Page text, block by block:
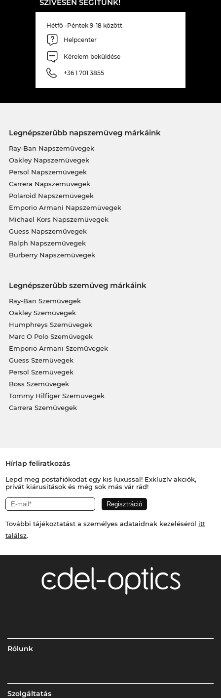
SZÍVESEN SEGÍTÜNK!
Hétfő -Péntek 9-18 között
Helpcenter
Kérelem beküldése
+36 1 701 3855
Legnépszerűbb napszemüveg márkáink
Ray-Ban Napszemüvegek
Oakley Napszemüvegek
Persol Napszemüvegek
Carrera Napszemüvegek
Polaroid Napszemüvegek
Emporio Armani Napszemüvegek
Michael Kors Napszemüvegek
Guess Napszemüvegek
Ralph Napszemüvegek
Burberry Napszemüvegek
Legnépszerűbb szemüveg márkáink
Ray-Ban Szemüvegek
Oakley Szemüvegek
Humphreys Szemüvegek
Marc O Polo Szemüvegek
Emporio Armani Szemüvegek
Guess Szemüvegek
Persol Szemüvegek
Boss Szemüvegek
Tommy Hilfiger Szemüvegek
Carrera Szemüvegek
Hírlap feliratkozás
Lepd meg postafiókodat egy kis luxussal! Exkluzív akciók,
privát kiárusítások és még sok más vár rád!
További tájékoztatást a személyes adataidnak kezeléséről itt
találsz.
Rólunk
Szolgáltatás